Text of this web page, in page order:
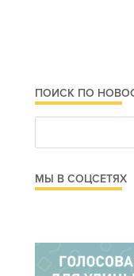
ПОИСК ПО
МЫ В СОЦСЕТЯХ